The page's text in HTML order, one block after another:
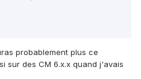
probablement plus ce
sur des CM 6.x.x quand j'avais